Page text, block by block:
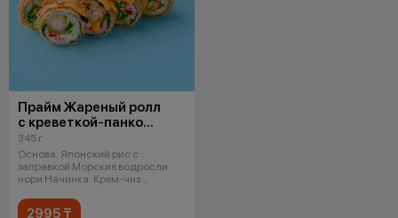
Прайм Жареный ролл
с креветкой-панко
и чукой
345 г
Основа: Японский рис с
заправкой Морские водросли
нори Начинка: Крем-чиз
2995 ₸